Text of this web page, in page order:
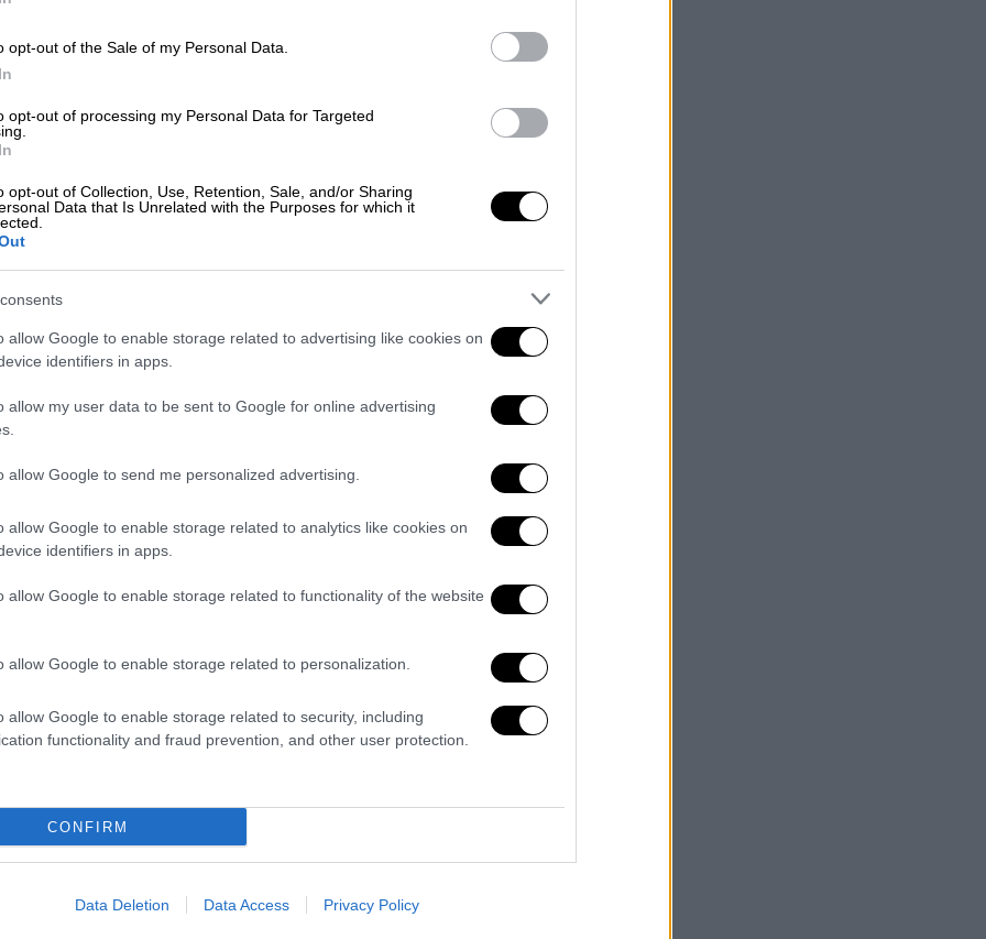
opt-out of the Sale of my Personal Data.
opt-out of processing my Personal Data for Targeted
opt-out of Collection, Use, Retention, Sale, and/or Sharing
Data that Is Unrelated with the Purposes for which it
allow Google to enable storage related to advertising like cookies on
identifiers in apps.
allow my user data to be sent to Google for online advertising
allow Google to send me personalized advertising.
allow Google to enable storage related to analytics like cookies on
identifiers in apps.
allow Google to enable storage related to functionality of the website
allow Google to enable storage related to personalization.
allow Google to enable storage related to security, including
functionality and fraud prevention, and other user protection.
CONFIRM
Data Deletion Data Access Privacy Policy
40 ευρώ - για μια διαδρομή που κανονικά
επικαλούμενος την κίνηση στους δρόμους
κουμάντο;»
ένας 17χρονοςεπικοινώνησε με τον
ζήτησε να μιλήσει με τον ίδιο,
εριστικάστον πατέρα του εφήβου,
ποιο είναι το πρόβλημά σου
στον 17χρονο, λέγοντας του πως